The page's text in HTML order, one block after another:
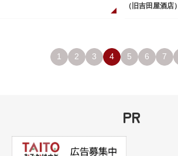
（旧吉田屋酒店）
1 2 3 4 5 6 7
PR